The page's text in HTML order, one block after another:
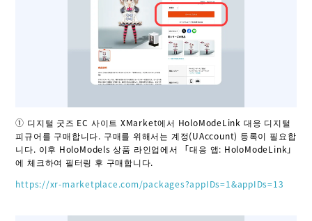
① 디지털 굿즈 EC 사이트 XMarket에서 HoloModeLink 대응 디지털
피규어를 구매합니다. 구매를 위해서는 계정(UAccount) 등록이 필요합
니다. 이후 HoloModels 상품 라인업에서 「대응 앱: HoloModeLink」
에 체크하여 필터링 후 구매합니다.
https://xr-marketplace.com/packages?appIDs=1&appIDs=13